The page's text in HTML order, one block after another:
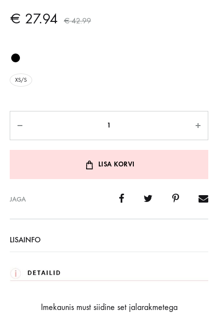
€ 27.94 €42.99
XS/S
LISA KORVI
JAGA
LISAINFO
Imekaunis must siidine set jalarakmetega